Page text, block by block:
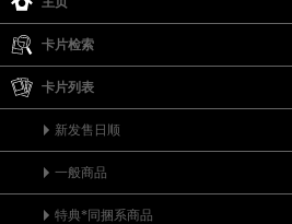
卡片检索
卡片列表
新发售日顺
一般商品
特典*同捆系商品